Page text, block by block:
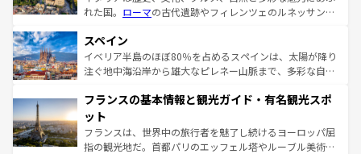
れた国。 ローマの古代遺跡やフィレンツェのルネッサンス
ろん、トスカーナの美しい田園風景やアマルフィ海岸の絶
景など、自然景観も見逃せない。観光の合間には、本場の
ピザやパスタなど、絶品のイタリア料理を堪能することも
ませてくれるイタリアで、忘れられない旅をしてみよう！
なお、新着のイタリア情報は
しい。
スペイン
イベリア半島のほぼ80％を占めるスペインは、太陽が降り
注ぐ地中海沿岸から雄大なピレネー山脈まで、多彩な自然
文化が根付くこの国では、情熱的なフラメンコ、熱気あふ
れる闘牛、そして美味しいタパスが生活の一部となってい
る。首都マドリードの洗練された雰囲気や、バルセロナの
アートに溢れた街角から、地方では古代ローマ遺跡や中世
フランスの基本情報と観光ガイド・有名観光スポ
ット
フランスは、世界中の旅行者を魅了し続けるヨーロッパ屈
指の観光地だ。首都パリのエッフェル塔やルーブル美術館